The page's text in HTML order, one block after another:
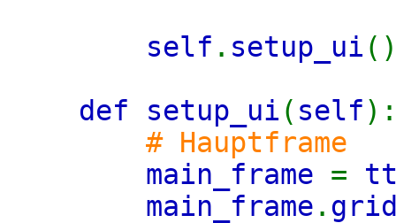
self . setup_ui
def setup_ui ( self
# Hauptframe
main_frame =
main_frame .